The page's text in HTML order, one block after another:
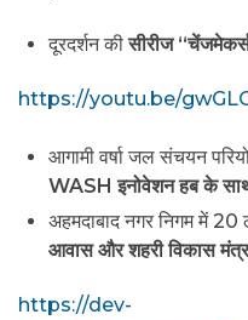
दूरदर्शन कीसीरीज
https://youtu.be/
आगामी वर्षा जल संचयन
WASHइनोवेशन हब के
अहमदाबाद नगर निगम में
आवास और शहरी विकास
https://dev-